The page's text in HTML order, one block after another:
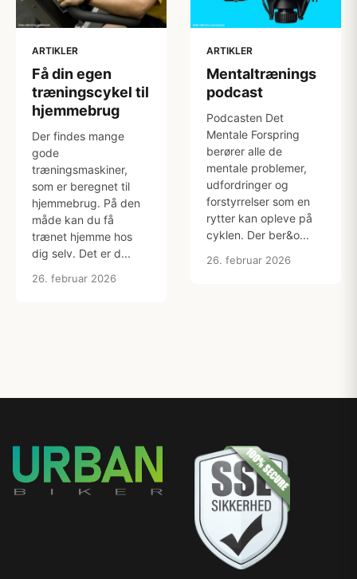
ARTIKLER
Få din egen
træningscykel til
hjemmebrug
Der findes mange
gode
træningsmaskiner,
som er beregnet til
hjemmebrug. På den
måde kan du få
trænet hjemme hos
dig selv. Det er d...
26. februar 2026
ARTIKLER
Mentaltrænings
podcast
Podcasten Det
Mentale Forspring
berører alle de
mentale problemer,
udfordringer og
forstyrrelser som en
rytter kan opleve på
cyklen. Der ber&o...
26. februar 2026